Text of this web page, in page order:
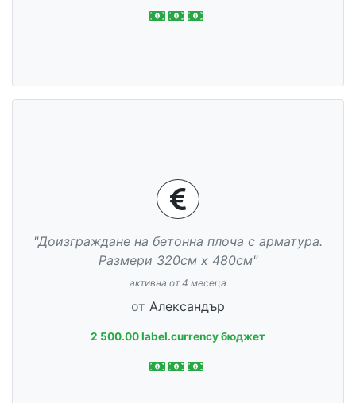
"Доизграждане на бетонна плоча с арматура.
Размери 320см х 480см"
активна от 4 месеца
от Александър
2 500.00 label.currency бюджет